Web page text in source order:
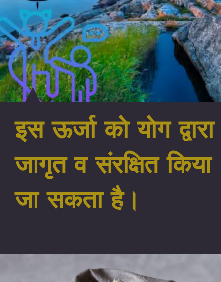
इस ऊर्जा को योग द्वारा
जागृत व संरक्षित किया
जा सकता है।